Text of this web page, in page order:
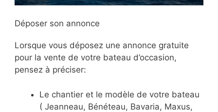
Déposer son annonce
Lorsque vous déposez une annonce gratuite
pour la vente de votre bateau d’occasion,
pensez à préciser:
Le chantier et le modèle de votre bateau
( Jeanneau, Bénéteau, Bavaria, Maxus,